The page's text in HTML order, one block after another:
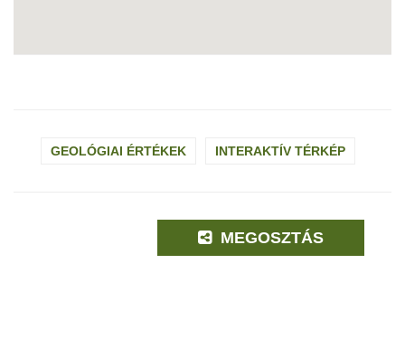
GEOLÓGIAI ÉRTÉKEK INTERAKTÍV TÉRKÉP
MEGOSZTÁS